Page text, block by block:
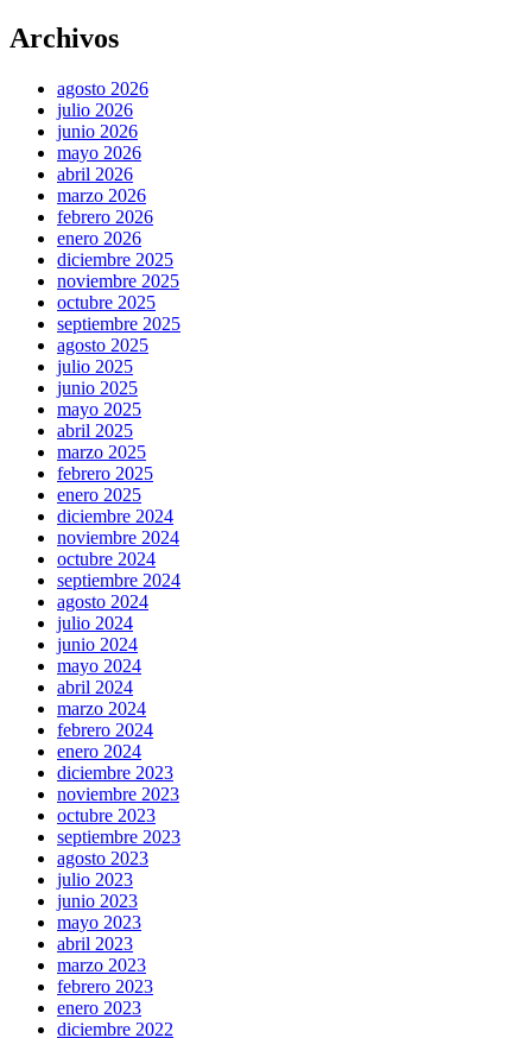
Archivos
agosto 2026
julio 2026
junio 2026
mayo 2026
abril 2026
marzo 2026
febrero 2026
enero 2026
diciembre 2025
noviembre 2025
octubre 2025
septiembre 2025
agosto 2025
julio 2025
junio 2025
mayo 2025
abril 2025
marzo 2025
febrero 2025
enero 2025
diciembre 2024
noviembre 2024
octubre 2024
septiembre 2024
agosto 2024
julio 2024
junio 2024
mayo 2024
abril 2024
marzo 2024
febrero 2024
enero 2024
diciembre 2023
noviembre 2023
octubre 2023
septiembre 2023
agosto 2023
julio 2023
junio 2023
mayo 2023
abril 2023
marzo 2023
febrero 2023
enero 2023
diciembre 2022